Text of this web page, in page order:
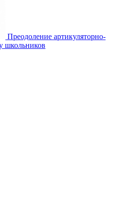
Преодоление артикуляторно-
школьников